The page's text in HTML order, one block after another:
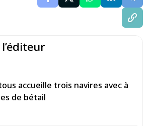
accueille trois navires avec à
de bétail